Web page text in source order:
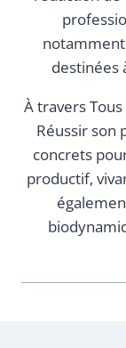
destinées
À travers
Réussir son
concrets
productif,